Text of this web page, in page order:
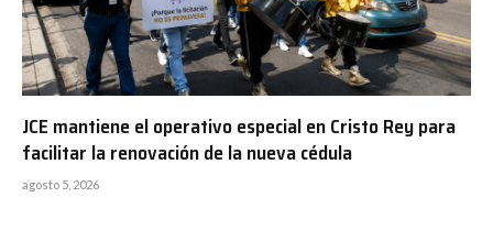
JCE mantiene el operativo especial en Cristo Rey para
facilitar la renovación de la nueva cédula
agosto 5, 2026